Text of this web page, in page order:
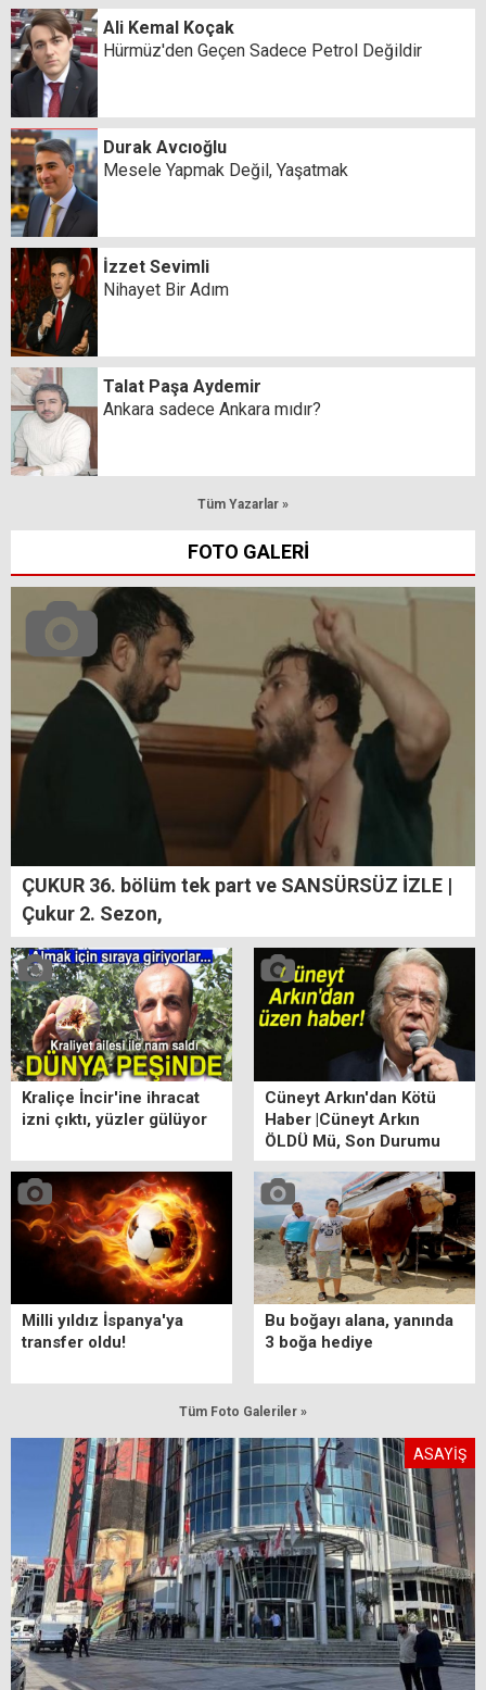
Ali Kemal Koçak
Hürmüz'den Geçen Sadece Petrol Değildir
Durak Avcıoğlu
Mesele Yapmak Değil, Yaşatmak
İzzet Sevimli
Nihayet Bir Adım
Talat Paşa Aydemir
Ankara sadece Ankara mıdır?
Tüm Yazarlar »
FOTO GALERİ
ÇUKUR 36. bölüm tek part ve SANSÜRSÜZ İZLE |
Çukur 2. Sezon,
Kraliçe İncir'ine ihracat
izni çıktı, yüzler gülüyor
Cüneyt Arkın'dan Kötü
Haber |Cüneyt Arkın
ÖLDÜ Mü, Son Durumu
ne? Cüneyt Arkın Kimdir?
Milli yıldız İspanya'ya
transfer oldu!
Bu boğayı alana, yanında
3 boğa hediye
Tüm Foto Galeriler »
ASAYİŞ